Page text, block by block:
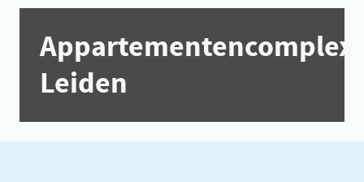
Appartementencomplex
Leiden